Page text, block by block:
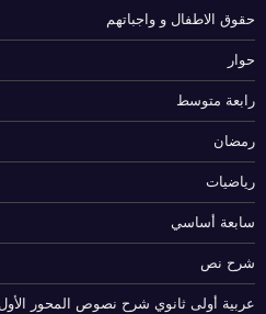
حقوق الاطفال و واجباتهم
حوار
رابعة متوسط
رمضان
رياضيات
سابعة أساسي
شرح نص
عربية أولى ثانوي شرح نصوص المحور الأول